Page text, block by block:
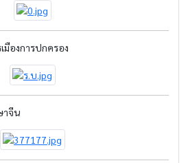
มืองการปกครอง
าจีน